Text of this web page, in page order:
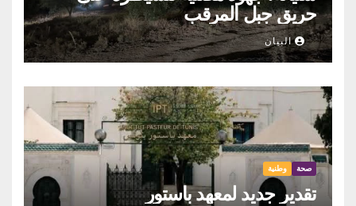
حريق جبل المرقب
البيان
صحة وطنية
تقدير جديد لمعهد باستور